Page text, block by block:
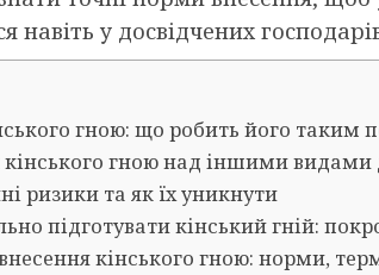
навіть у досвідчених
гною: що робить його таким
кінського гною над іншими видами
ризики та як їх уникнути
підготувати кінський гній:
кінського гною: норми,